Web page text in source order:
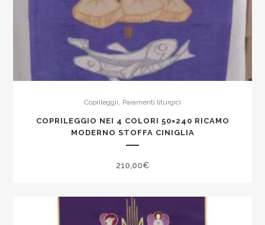
Coprileggii Paramenti liturgici
COPRILEGGIO NEI 4 COLORI 50×240 RICAMO
MODERNO STOFFA CINIGLIA
210,00€